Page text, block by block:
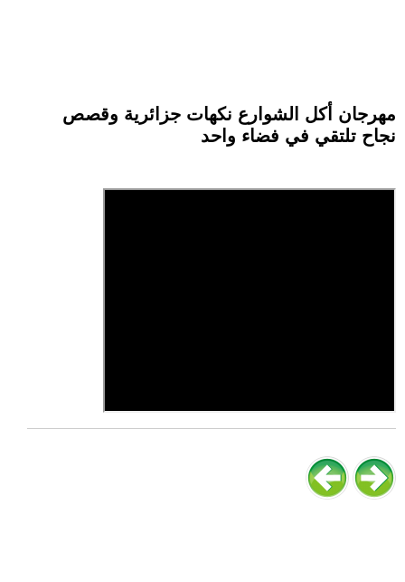
مهرجان أكل الشوارع نكهات جزائرية وقصص
نجاح تلتقي في فضاء واحد